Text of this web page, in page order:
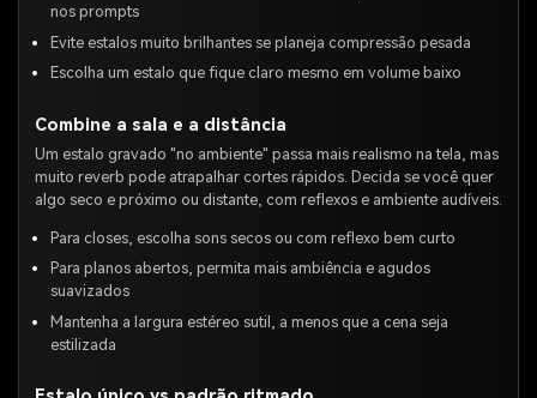
nos prompts
Evite estalos muito brilhantes se planeja compressão pesada
Escolha um estalo que fique claro mesmo em volume baixo
Combine a sala e a distância
Um estalo gravado "no ambiente" passa mais realismo na tela, mas
muito reverb pode atrapalhar cortes rápidos. Decida se você quer
algo seco e próximo ou distante, com reflexos e ambiente audíveis.
Para closes, escolha sons secos ou com reflexo bem curto
Para planos abertos, permita mais ambiência e agudos
suavizados
Mantenha a largura estéreo sutil, a menos que a cena seja
estilizada